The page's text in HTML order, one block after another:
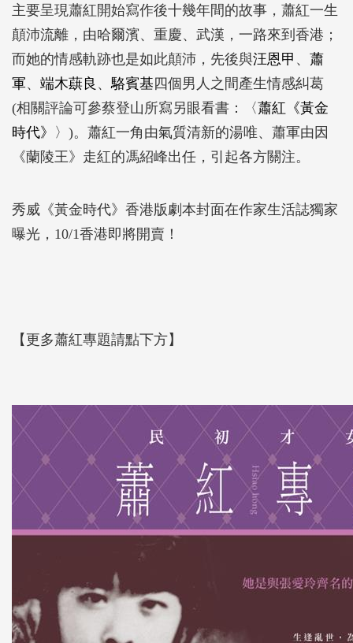
主要呈現蕭紅開始寫作後十幾年間的故事，蕭紅一生
顛沛流離，由哈爾濱、重慶、武漢，一路來到香港；
而她的情感軌跡也是如此顛沛，先後與汪恩甲 、 蕭
軍、 端木蕻良 、駱賓基 四個男人之間產生情感糾葛
(相關評論可參蔡登山所寫另眼看書：〈蕭紅《黃金
時代》
〉)。蕭紅一角由氣質清新的湯唯、蕭軍由因
《蘭陵王》走紅的馮紹峰出任，引起各方關注。
秀威《黃金時代》香港版劇本封面在作家生活誌獨家
曝光，10/1香港即將開賣！
【更多蕭紅專題請點下方】